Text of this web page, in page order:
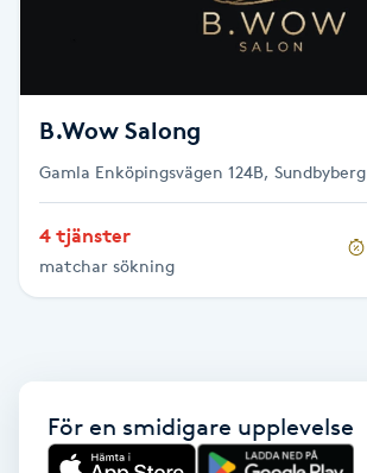
Dermapen
Diamantslipning
Enzympeeling
Extensions borttagning
B.Wow Salong
Gamla Enköpingsvägen 124B, Sundbyberg
4 tjänster
matchar sökning
För en smidigare upplevelse